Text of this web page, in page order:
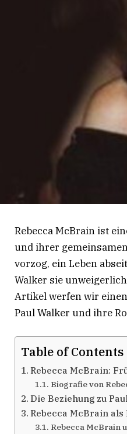
Rebecca McBrain ist
und ihrer
vorzog, ein Leben
Walker sie
Artikel werfen wir
Paul Walker und ihre
Table of Contents
Rebecca McBrain:
Biografie von
Die Beziehung zu
Rebecca McBrain
Rebecca McBrain